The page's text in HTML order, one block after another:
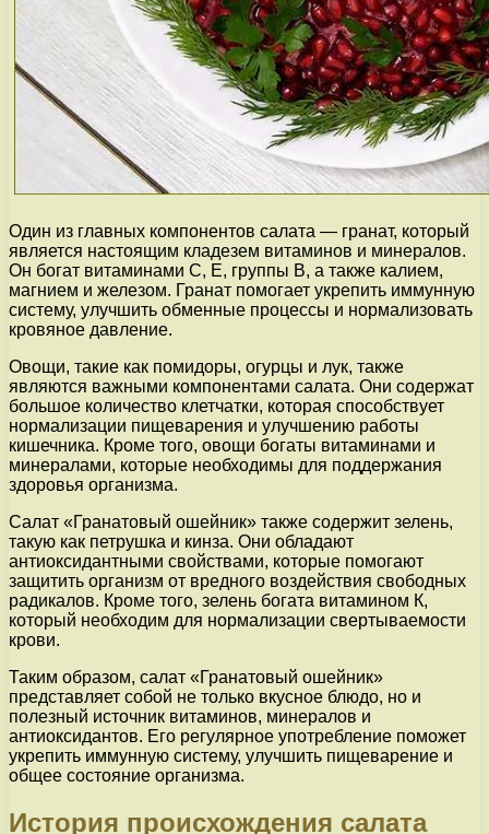
Один из главных компонентов салата — гранат, который
является настоящим кладезем витаминов и минералов.
Он богат витаминами С, Е, группы В, а также калием,
магнием и железом. Гранат помогает укрепить иммунную
систему, улучшить обменные процессы и нормализовать
кровяное давление.
Овощи, такие как помидоры, огурцы и лук, также
являются важными компонентами салата. Они содержат
большое количество клетчатки, которая способствует
нормализации пищеварения и улучшению работы
кишечника. Кроме того, овощи богаты витаминами и
минералами, которые необходимы для поддержания
здоровья организма.
Салат «Гранатовый ошейник» также содержит зелень,
такую как петрушка и кинза. Они обладают
антиоксидантными свойствами, которые помогают
защитить организм от вредного воздействия свободных
радикалов. Кроме того, зелень богата витамином К,
который необходим для нормализации свертываемости
крови.
Таким образом, салат «Гранатовый ошейник»
представляет собой не только вкусное блюдо, но и
полезный источник витаминов, минералов и
антиоксидантов. Его регулярное употребление поможет
укрепить иммунную систему, улучшить пищеварение и
общее состояние организма.
История происхождения салата